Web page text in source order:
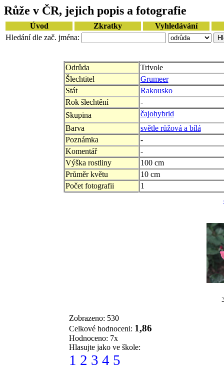
Růže v ČR, jejich popis a fotografie
Úvod Zkratky
Vyhledávání
Hledání dle zač. jména:
Odrůda
Trivole
Šlechtitel
Grumeer
Stát
Rakousko
Rok šlechtění
-
Skupina
čajohybrid
Barva
světle růžová a bílá
Poznámka
-
Komentář
-
Výška rostliny
100 cm
Průměr květu
10 cm
Počet fotografii
1
Zobrazeno: 530
Celkové hodnoceni: 1,86
Hodnoceno: 7x
Hlasujte jako ve škole:
1 2 3 4 5